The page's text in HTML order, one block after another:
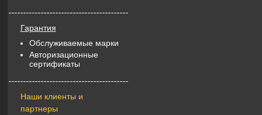
Гарантия
Обслуживаемые марки
Авторизационные
сертификаты
Наши клиенты и
партнеры